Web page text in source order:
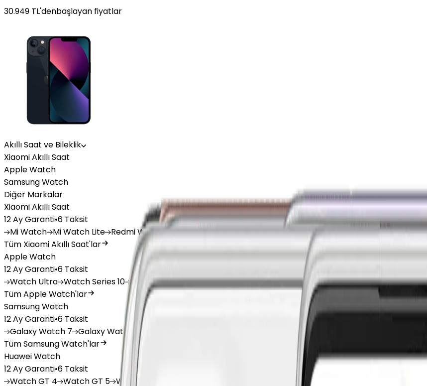
30.949 TL'denbaşlayan fiyatlar
Akıllı Saat ve Bileklik
Xiaomi Akıllı Saat
Apple Watch
Samsung Watch
Diğer Markalar
Xiaomi Akıllı Saat
12 Ay Garanti•6 Taksit
MiWatch MiWatch Lite RedmiWatch 3 Active RedmiWatch 5 Lite RedmiWatch 5 Active
Tüm Xiaomi Akıllı Saat'lar
Apple Watch
12 Ay Garanti•6 Taksit
Watch Ultra WatchSeries 10 WatchSeries 9 WatchSeries 8 WatchSeries 7 WatchSE WatchSeries 6
Tüm Apple Watch'lar
Samsung Watch
12 Ay Garanti•6 Taksit
GalaxyWatch 7 GalaxyWatch Ultra Galaxy
Tüm Samsung Watch'lar
Huawei Watch
12 Ay Garanti•6 Taksit
WatchGT 4 WatchGT 5 Watch Watch